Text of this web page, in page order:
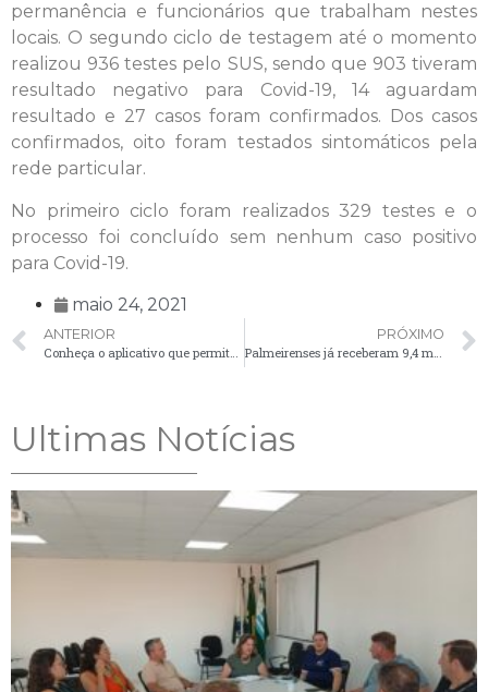
permanência e funcionários que trabalham nestes
locais. O segundo ciclo de testagem até o momento
realizou 936 testes pelo SUS, sendo que 903 tiveram
resultado negativo para Covid-19, 14 aguardam
resultado e 27 casos foram confirmados. Dos casos
confirmados, oito foram testados sintomáticos pela
rede particular.
No primeiro ciclo foram realizados 329 testes e o
processo foi concluído sem nenhum caso positivo
para Covid-19.
maio 24, 2021
ANTERIOR
Conheça o aplicativo que permite acompanhar e participar das licitações do Município
PRÓXIMO
Palmeirenses já receberam 9,4 mil doses de vacina contra a Covid-19
Ultimas Notícias